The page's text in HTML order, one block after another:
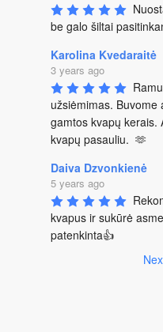
be galo šiltai
Karolina Kvedaraitė
3 years ago
užsiėmimas.
gamtos kvapų kerais.
kvapų pasauliu.  🫶
Daiva Dzvonkienė
5 years ago
kvapus ir sukūrė
patenkinta👍